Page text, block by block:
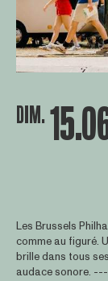
DIM.
Les Brussels
comme au figuré.
brille dans tous
audace sonore.